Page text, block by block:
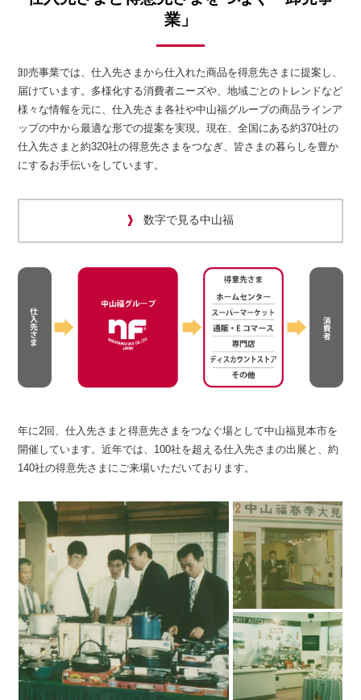
業」
卸売事業では、仕入先さまから仕入れた商品を得意先さまに提案し、
届けています。多様化する消費者ニーズや、地域ごとのトレンドなど
様々な情報を元に、仕入先さま各社や中山福グループの商品ラインア
ップの中から最適な形での提案を実現。現在、全国にある約370社の
仕入先さまと約320社の得意先さまをつなぎ、皆さまの暮らしを豊か
にするお手伝いをしています。
数字で見る中山福
年に2回、仕入先さまと得意先さまをつなぐ場として中山福見本市を
開催しています。近年では、100社を超える仕入先さまの出展と、約
140社の得意先さまにご来場いただいております。